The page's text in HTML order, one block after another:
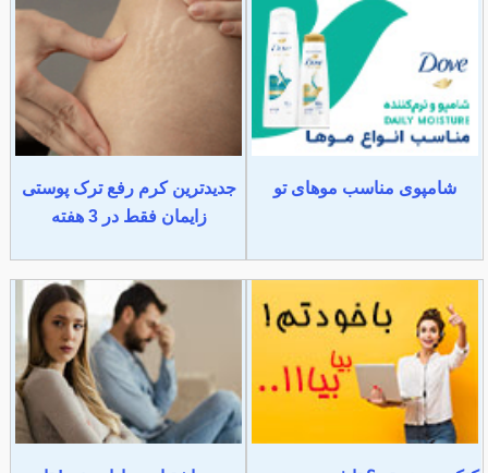
شامپوی مناسب موهای تو
جدیدترین کرم رفع ترک پوستی
زایمان فقط در 3 هفته